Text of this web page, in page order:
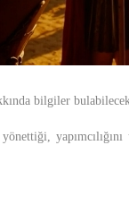
bilgiler
yapımcılığını